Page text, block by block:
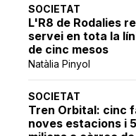
SOCIETAT
L'R8 de Rodalies
servei en tota la
de cinc mesos
Natàlia Pinyol
SOCIETAT
Tren Orbital: cinc
noves estacions i